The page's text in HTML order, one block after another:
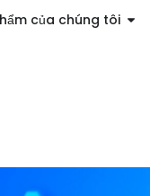
của chúng tôi